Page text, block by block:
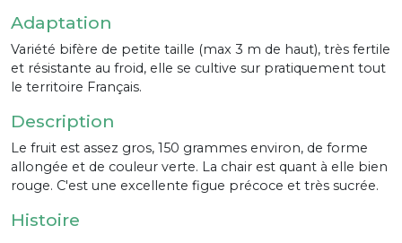
Adaptation
Variété bifère de petite taille (max 3 m de haut), très fertile
et résistante au froid, elle se cultive sur pratiquement tout
le territoire Français.
Description
Le fruit est assez gros, 150 grammes environ, de forme
allongée et de couleur verte. La chair est quant à elle bien
rouge. C'est une excellente figue précoce et très sucrée.
Histoire